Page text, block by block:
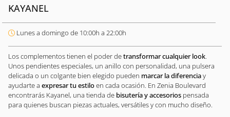
KAYANEL
Lunes a domingo de 10:00h a 22:00h
Los complementos tienen el poder detransformar cualquier look.
Unos pendientes especiales, un anillo con personalidad, una pulsera
delicada o un colgante bien elegido pueden marcar la diferenciay
ayudarte a expresar tu estiloen cada ocasión. En Zenia Boulevard
encontrarás Kayanel, una tienda de bisutería y accesorios pensada
para quienes buscan piezas actuales, versátiles y con mucho diseño.